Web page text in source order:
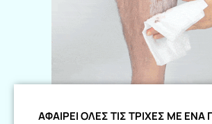
ΑΦΑΙΡΕΙ ΟΛΕΣ ΤΙΣ ΤΡΙΧΕΣ ΜΕ